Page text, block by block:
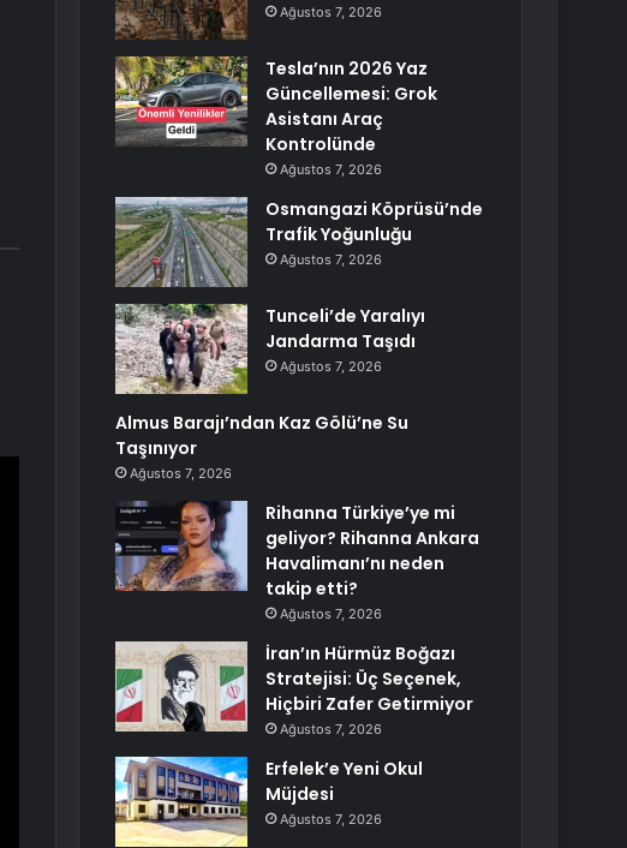
Ağustos 7, 2026
Tesla’nın 2026 Yaz
Güncellemesi: Grok
Asistanı Araç
Kontrolünde
Ağustos 7, 2026
Osmangazi Köprüsü’nde
Trafik Yoğunluğu
Ağustos 7, 2026
Tunceli’de Yaralıyı
Jandarma Taşıdı
Ağustos 7, 2026
Almus Barajı’ndan Kaz Gölü’ne Su
Taşınıyor
Ağustos 7, 2026
Rihanna Türkiye’ye mi
geliyor? Rihanna Ankara
Havalimanı’nı neden
takip etti?
Ağustos 7, 2026
İran’ın Hürmüz Boğazı
Stratejisi: Üç Seçenek,
Hiçbiri Zafer Getirmiyor
Ağustos 7, 2026
Erfelek’e Yeni Okul
Müjdesi
Ağustos 7, 2026